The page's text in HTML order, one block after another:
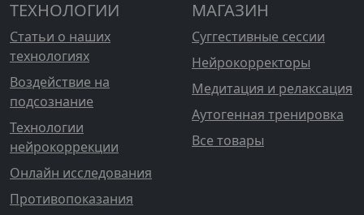
ТЕХНОЛОГИИ
Статьи о наших
технологиях
Воздействие на
подсознание
Технологии
нейрокоррекции
Онлайн исследования
Противопоказания
МАГАЗИН
Суггестивные сессии
Нейрокорректоры
Медитация и релаксация
Аутогенная тренировка
Все товары